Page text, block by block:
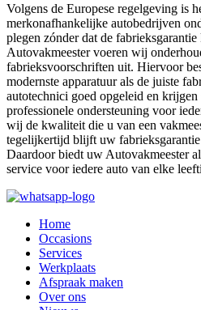
Volgens de Europese regelgeving is
merkonafhankelijke autobedrijven
plegen zónder dat de
Autovakmeester voeren wij
fabrieksvoorschriften uit. Hiervoor
modernste apparatuur als de juiste
autotechnici goed opgeleid en
professionele ondersteuning voor
wij de kwaliteit die u van een
tegelijkertijd blijft uw
Daardoor biedt uw Autovakmeester
service voor iedere auto van elke
Home
Occasions
Services
Werkplaats
Afspraak maken
Over ons